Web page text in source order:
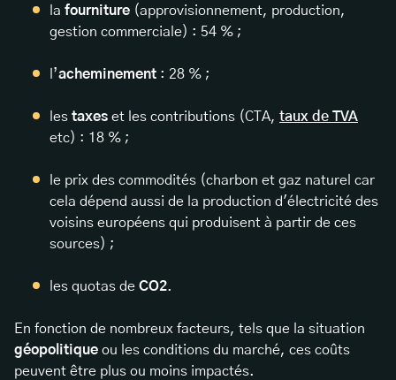
la fourniture (approvisionnement, production,
gestion commerciale) : 54 % ;
l’acheminement : 28 % ;
les taxes et les contributions (CTA, taux de TVA
etc) : 18 % ;
le prix des commodités (charbon et gaz naturel car
cela dépend aussi de la production d'électricité des
voisins européens qui produisent à partir de ces
sources) ;
les quotas de CO2.
En fonction de nombreux facteurs, tels que la situation
géopolitique ou les conditions du marché, ces coûts
peuvent être plus ou moins impactés.